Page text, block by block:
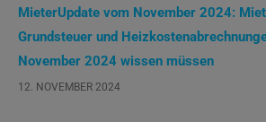
MieterUpdate vom November 2024:
Grundsteuer und
November 2024 wissen müssen
12. NOVEMBER 2024